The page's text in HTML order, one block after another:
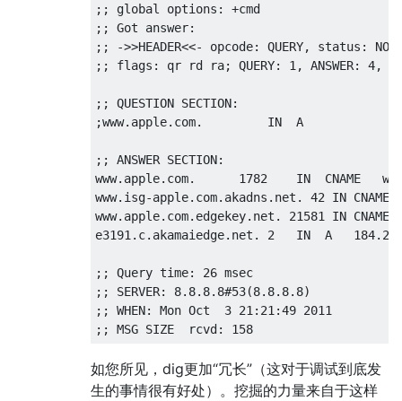
;; global options: +cmd
;; Got answer:
;; ->>HEADER<<- opcode: QUERY, status:
;; flags: qr rd ra; QUERY: 1, ANSWER: 4,
;; QUESTION SECTION:
;www.apple.com.         IN  A
;; ANSWER SECTION:
www.apple.com.      1782    IN  CNAME
www.isg-apple.com.akadns.net. 42 IN
www.apple.com.edgekey.net. 21581 IN
e3191.c.akamaiedge.net. 2   IN  A
;; Query time: 26 msec
;; SERVER: 8.8.8.8#53(8.8.8.8)
;; WHEN: Mon Oct  3 21:21:49 2011
如您所见，dig更加“冗长”（这对于调试到底发
生的事情很有好处）。挖掘的力量来自于这样